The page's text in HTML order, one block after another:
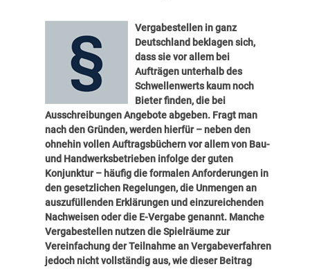
Vergabestellen in ganz
Deutschland beklagen sich,
dass sie vor allem bei
Aufträgen unterhalb des
Schwellenwerts kaum noch
Bieter finden, die bei
Ausschreibungen Angebote abgeben. Fragt man
nach den Gründen, werden hierfür – neben den
ohnehin vollen Auftragsbüchern vor allem von Bau-
und Handwerksbetrieben infolge der guten
Konjunktur – häufig die formalen Anforderungen in
den gesetzlichen Regelungen, die Unmengen an
auszufüllenden Erklärungen und einzureichenden
Nachweisen oder die E-Vergabe genannt. Manche
Vergabestellen nutzen die Spielräume zur
Vereinfachung der Teilnahme an Vergabeverfahren
jedoch nicht vollständig aus, wie dieser Beitrag